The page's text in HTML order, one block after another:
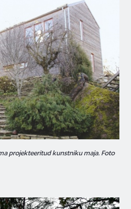
projekteeritud kunstniku maja. Foto